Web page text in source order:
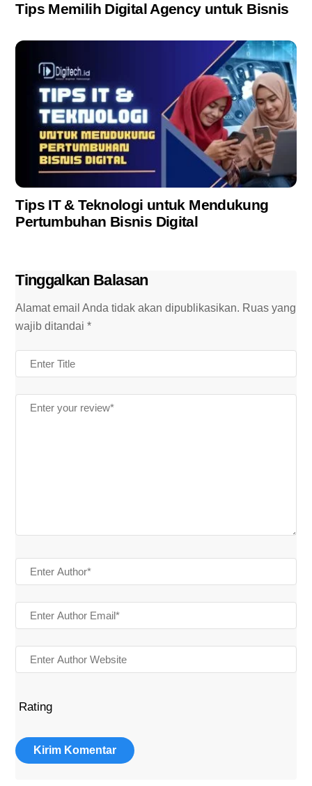
Tips Memilih Digital Agency untuk Bisnis
Tips IT & Teknologi untuk Mendukung
Pertumbuhan Bisnis Digital
Tinggalkan Balasan
Alamat email Anda tidak akan dipublikasikan. Ruas yang
wajib ditandai*
Rating